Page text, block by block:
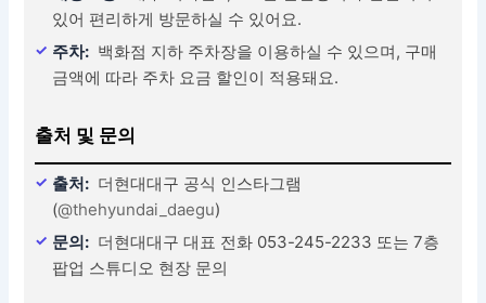
있어 편리하게 방문하실 수 있어요.
주차: 백화점 지하 주차장을 이용하실 수 있으며, 구매
금액에 따라 주차 요금 할인이 적용돼요.
출처 및 문의
출처: 더현대대구 공식 인스타그램
(@thehyundai_daegu)
문의: 더현대대구 대표 전화 053-245-2233 또는 7층
팝업 스튜디오 현장 문의